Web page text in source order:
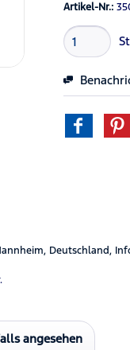
Artikel-Nr.:
Deutschland,
angesehen